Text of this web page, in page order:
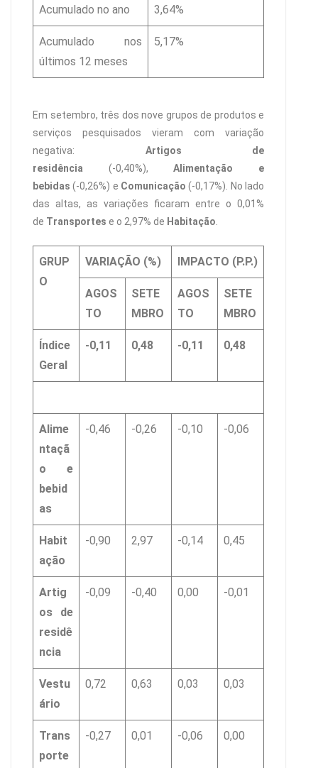
Acumulado no ano 3,64%
Acumulado nos
últimos 12 meses
5,17%
Em setembro, três dos nove grupos de produtos e
serviços pesquisados vieram com variação
negativa: Artigos de
residência (-0,40%),Alimentação e
bebidas (-0,26%) e Comunicação (-0,17%). No lado
das altas, as variações ficaram entre o 0,01%
de Transportes e o 2,97% de Habitação
GRUP
O
VARIAÇÃO (%) IMPACTO (P.P.)
AGOS
TO
SETE
MBRO
AGOS
TO
SETE
MBRO
Índice
Geral
-0,11 0,48 -0,11 0,48
Alime
ntaçã
o e
bebid
as
-0,46 -0,26 -0,10 -0,06
Habit
ação
-0,90 2,97 -0,14 0,45
Artig
os de
residê
ncia
-0,09 -0,40 0,00 -0,01
Vestu
ário
0,72 0,63 0,03 0,03
Trans
porte
-0,27 0,01 -0,06 0,00